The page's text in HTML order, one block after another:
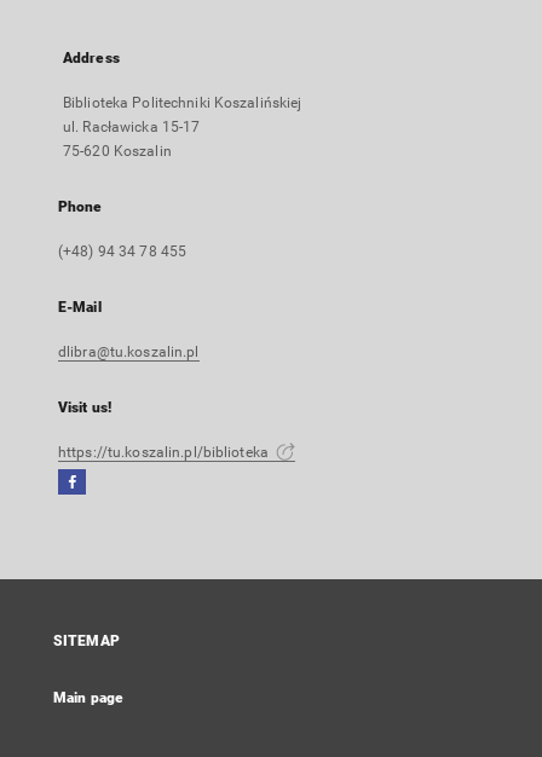
Address
Biblioteka Politechniki Koszalińskiej
ul. Racławicka 15-17
75-620 Koszalin
Phone
(+48) 94 34 78 455
E-Mail
dlibra@tu.koszalin.pl
Visit us!
https://tu.koszalin.pl/biblioteka
Facebook
open
new
SITEMAP
Main page